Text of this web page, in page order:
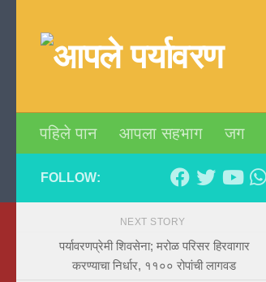
पहिले पान आपला सहभाग जग
FOLLOW:
NEXT STORY
पर्यावरणप्रेमी शिवसेना; मरोळ परिसर हिरवागार
करण्याचा निर्धार, ११०० रोपांची लागवड